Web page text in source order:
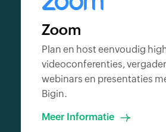
Zoom
Plan en host eenvoudig
videoconferenties,
webinars en presentaties
Bigin.
Meer Informatie